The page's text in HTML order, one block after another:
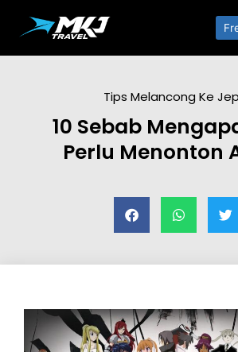
Tips Melancong Ke
10 Sebab
Perlu Menonton